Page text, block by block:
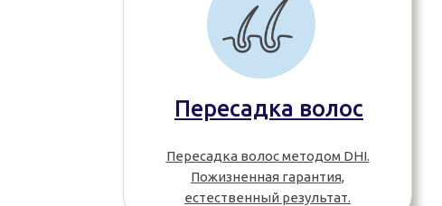
Пересадка волос
Пересадка волос методом DHI.
Пожизненная гарантия,
естественный результат.